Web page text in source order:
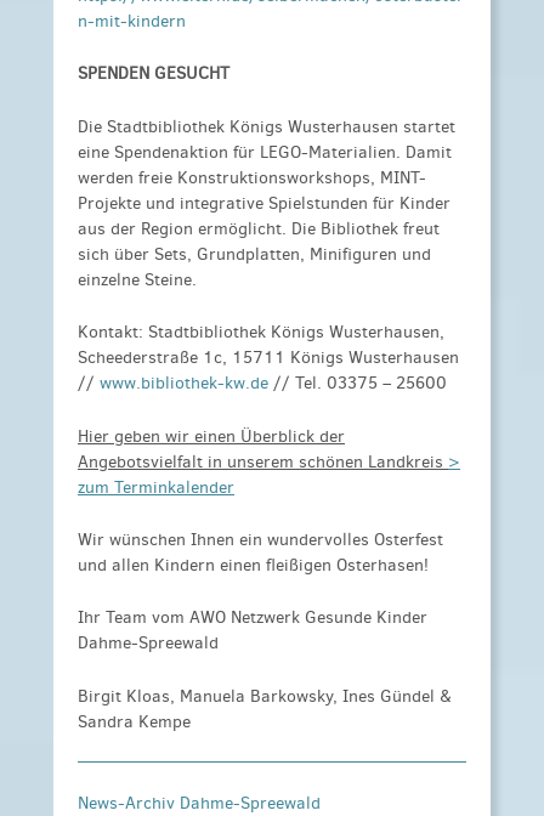
n-mit-kindern
SPENDEN GESUCHT
Die Stadtbibliothek Königs Wusterhausen startet
eine Spendenaktion für LEGO-Materialien. Damit
werden freie Konstruktionsworkshops, MINT-
Projekte und integrative Spielstunden für Kinder
aus der Region ermöglicht. Die Bibliothek freut
sich über Sets, Grundplatten, Minifiguren und
einzelne Steine.
Kontakt: Stadtbibliothek Königs Wusterhausen,
Scheederstraße 1c, 15711 Königs Wusterhausen
// www.bibliothek-kw.de // Tel. 03375 – 25600
Hier geben wir einen Überblick der
Angebotsvielfalt in unserem schönen Landkreis >
zum Terminkalender
Wir wünschen Ihnen ein wundervolles Osterfest
und allen Kindern einen fleißigen Osterhasen!
Ihr Team vom AWO Netzwerk Gesunde Kinder
Dahme-Spreewald
Birgit Kloas, Manuela Barkowsky, Ines Gündel &
Sandra Kempe
News-Archiv Dahme-Spreewald